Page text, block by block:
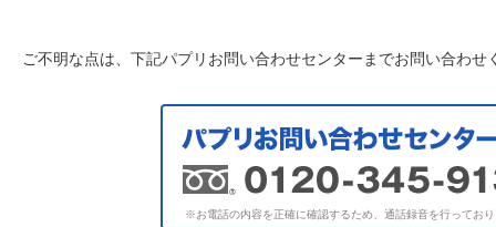
ご不明な点は、下記パプリお問い合わせセンターまでお問い合わせ
※お電話の内容を正確に確認するため、通話録音を行ってお